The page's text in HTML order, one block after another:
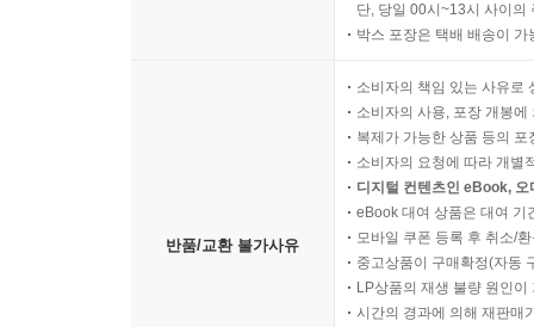
단, 당일 00시~13시 사이의
박스 포장은 택배 배송이
반품/교환 불가사유
소비자의 책임 있는 사유로
소비자의 사용, 포장 개봉
복제가 가능한 상품 등의
소비자의 요청에 따라 개별
디지털 컨텐츠인 eBook,
eBook 대여 상품은 대여 기
모바일 쿠폰 등록 후 취소/
중고상품이 구매확정(자동
LP상품의 재생 불량 원인
시간의 경과에 의해 재판매